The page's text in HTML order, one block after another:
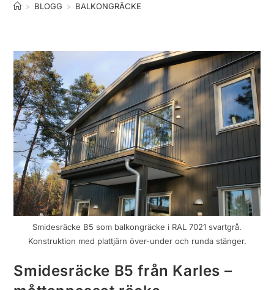
> BLOGG > BALKONGRÄCKE
Smidesräcke B5 som balkongräcke i RAL 7021 svartgrå.
Konstruktion med plattjärn över-under och runda stänger.
Smidesräcke B5 från Karles –